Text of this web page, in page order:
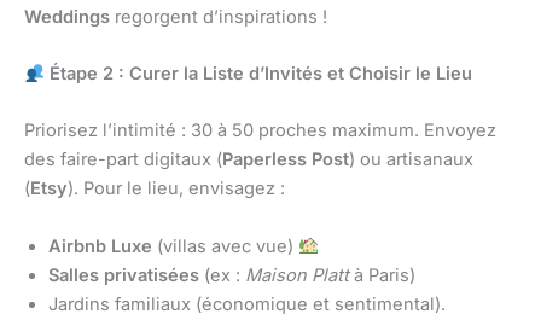
Weddings regorgent d’inspirations !
Étape 2 : Curer la Liste d’Invités et Choisir le Lieu
Priorisez l’intimité : 30 à 50 proches maximum. Envoyez
des faire-part digitaux (Paperless Post) ou artisanaux
(Etsy). Pour le lieu, envisagez :
Airbnb Luxe (villas avec vue)
Salles privatisées (ex : Maison Plattà Paris)
Jardins familiaux (économique et sentimental).